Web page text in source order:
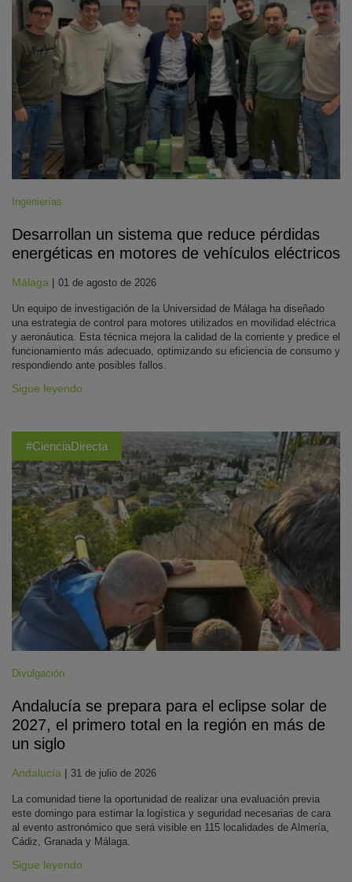
Ingenierías
Desarrollan un sistema que reduce pérdidas
energéticas en motores de vehículos eléctricos
Málaga | 01 de agosto de 2026
Un equipo de investigación de la Universidad de Málaga ha diseñado
una estrategia de control para motores utilizados en movilidad eléctrica
y aeronáutica. Esta técnica mejora la calidad de la corriente y predice el
funcionamiento más adecuado, optimizando su eficiencia de consumo y
respondiendo ante posibles fallos.
Sigue leyendo
#CienciaDirecta
Divulgación
Andalucía se prepara para el eclipse solar de
2027, el primero total en la región en más de
un siglo
Andalucía | 31 de julio de 2026
La comunidad tiene la oportunidad de realizar una evaluación previa
este domingo para estimar la logística y seguridad necesarias de cara
al evento astronómico que será visible en 115 localidades de Almería,
Cádiz, Granada y Málaga.
Sigue leyendo